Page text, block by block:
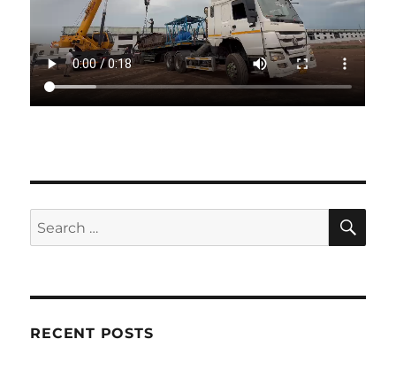
Search
for:
RECENT POSTS